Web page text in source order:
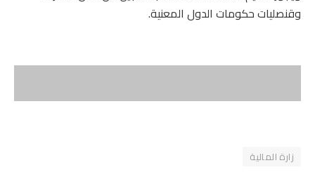
وقنصليات حكومات الدول المعنية.
زارة المالية